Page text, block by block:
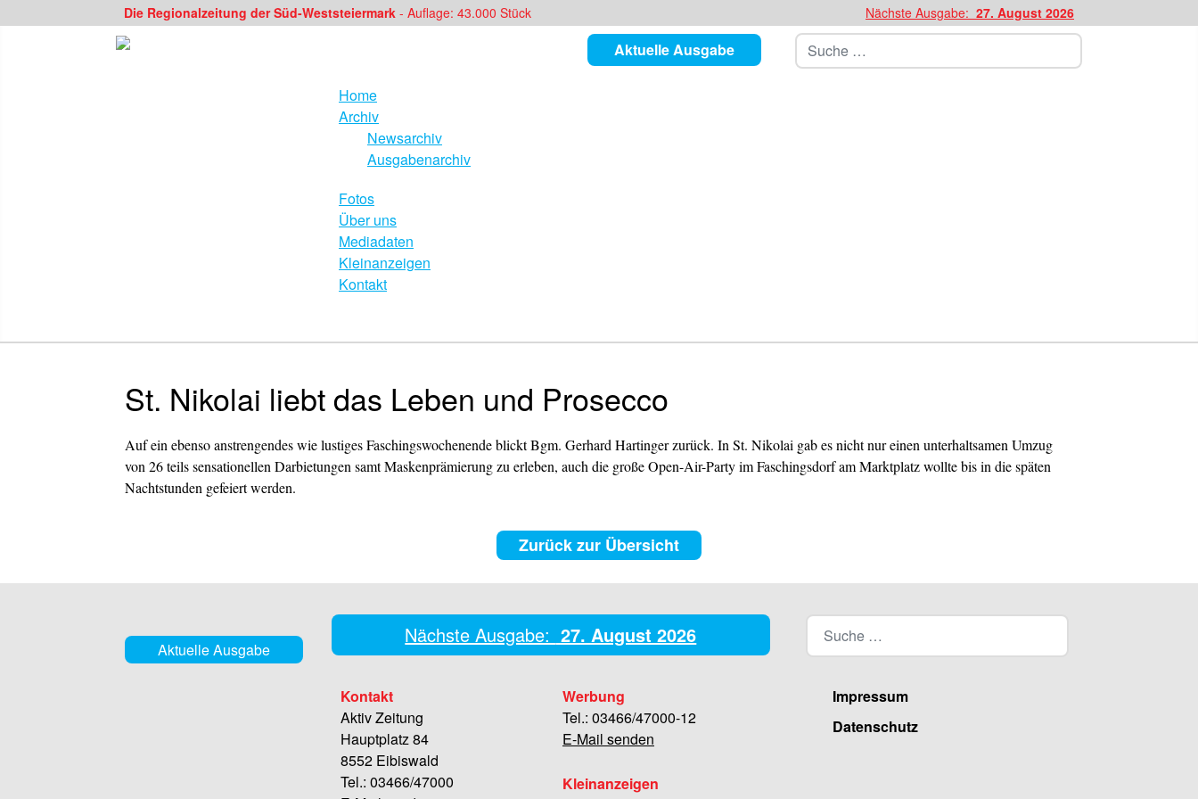
Die Regionalzeitung der Süd-Weststeiermark - Auflage: 43.000 Stück Nächste Ausgabe: 27. August 2026
Aktuelle Ausgabe Suchen
Home
Archiv
Newsarchiv
Ausgabenarchiv
Fotos
Über uns
Mediadaten
Kleinanzeigen
Kontakt
St. Nikolai liebt das Leben und Prosecco
Auf ein ebenso anstrengendes wie lustiges Faschingswochenende blickt Bgm. Gerhard Hartinger zurück. In St. Nikolai gab es nicht nur einen unterhaltsamen Umzug
von 26 teils sensationellen Darbietungen samt Maskenprämierung zu erleben, auch die große Open-Air-Party im Faschingsdorf am Marktplatz wollte bis in die späten
Nachtstunden gefeiert werden.
Zurück zur Übersicht
Aktuelle Ausgabe
Kontakt
Aktiv Zeitung
Hauptplatz 84
8552 Eibiswald
Tel.: 03466/47000
Werbung
Tel.: 03466/47000-12
E-Mail senden
Kleinanzeigen
Impressum
Datenschutz
Nächste Ausgabe: 27. August 2026